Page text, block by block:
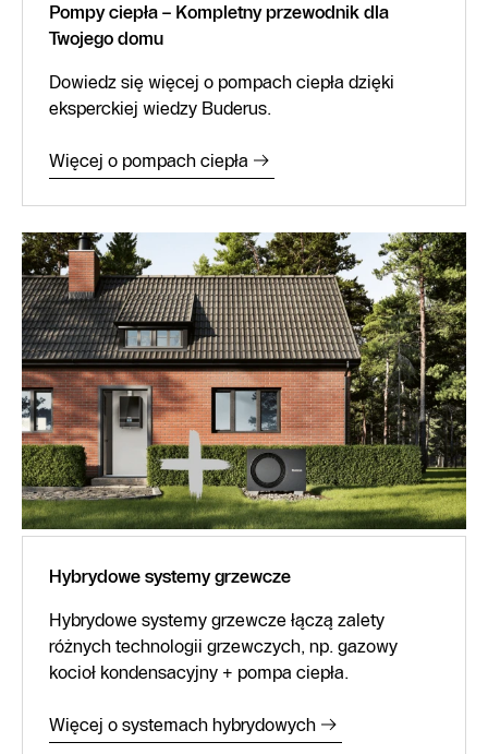
Pompy ciepła – Kompletny przewodnik dla
Twojego domu
Dowiedz się więcej o pompach ciepła dzięki
eksperckiej wiedzy Buderus.
Więcej o pompach ciepła
Hybrydowe systemy grzewcze
Hybrydowe systemy grzewcze łączą zalety
różnych technologii grzewczych, np. gazowy
kocioł kondensacyjny + pompa ciepła.
Więcej o systemach hybrydowych